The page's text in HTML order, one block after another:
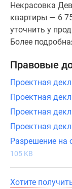
Некрасовка
квартиры — 6
уточнить у
Более
Правовые
Проектная
Проектная
Проектная
Проектная
Разрешение на
105 KB
Хотите